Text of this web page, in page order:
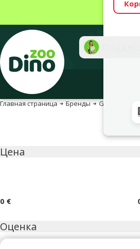
Главная страница Бренды Glandex
Параметрический фильтр
Цена
0 €
Оценка